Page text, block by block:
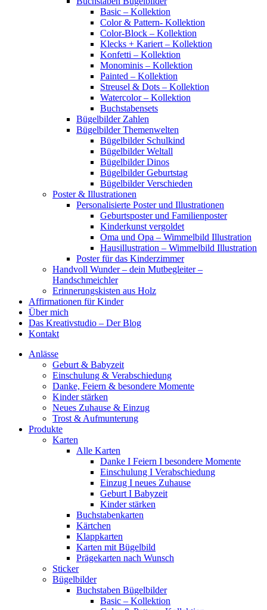
Basic – Kollektion
Color & Pattern- Kollektion
Color-Block – Kollektion
Klecks + Kariert – Kollektion
Konfetti – Kollektion
Monominis – Kollektion
Painted – Kollektion
Streusel & Dots – Kollektion
Watercolor – Kollektion
Buchstabensets
Bügelbilder Zahlen
Bügelbilder Themenwelten
Bügelbilder Schulkind
Bügelbilder Weltall
Bügelbilder Dinos
Bügelbilder Geburtstag
Bügelbilder Verschieden
Poster & Illustrationen
Personalisierte Poster und Illustrationen
Geburtsposter und Familienposter
Kinderkunst vergoldet
Oma und Opa – Wimmelbild Illustration
Hausillustration – Wimmelbild Illustration
Poster für das Kinderzimmer
Handvoll Wunder – dein Mutbegleiter –
Handschmeichler
Erinnerungskisten aus Holz
Affirmationen für Kinder
Über mich
Das Kreativstudio – Der Blog
Kontakt
Anlässe
Geburt & Babyzeit
Einschulung & Verabschiedung
Danke, Feiern & besondere Momente
Kinder stärken
Neues Zuhause & Einzug
Trost & Aufmunterung
Produkte
Karten
Alle Karten
Danke I Feiern I besondere Momente
Einschulung I Verabschiedung
Einzug I neues Zuhause
Geburt I Babyzeit
Kinder stärken
Buchstabenkarten
Kärtchen
Klappkarten
Karten mit Bügelbild
Prägekarten nach Wunsch
Sticker
Bügelbilder
Buchstaben Bügelbilder
Basic – Kollektion